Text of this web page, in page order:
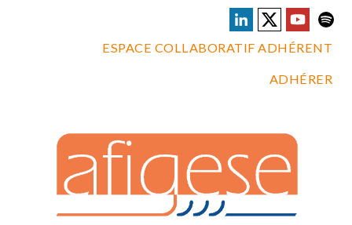
ESPACE COLLABORATIF ADHÉRENT
ADHÉRER